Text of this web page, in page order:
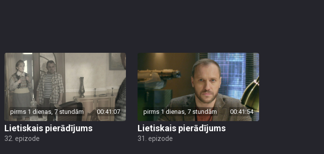
pirms 1 dienas, 7 stundām 00:41:07
Lietiskais pierādījums
32. epizode
pirms 1 dienas, 7 stundām 00:41:54
Lietiskais pierādījums
31. epizode